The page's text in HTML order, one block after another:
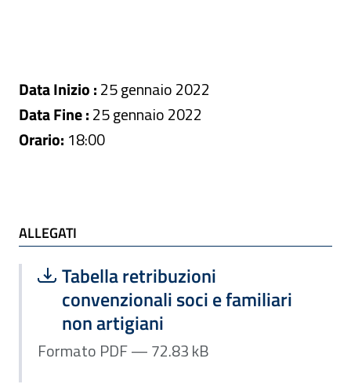
Data Inizio :25 gennaio 2022
Data Fine :25 gennaio 2022
Orario: 18:00
ALLEGATI
ALLEGATI
Scarica file:
Tabella retribuzioni
convenzionali soci e familiari
non artigiani
Formato PDF — Dimensione 72.83 kB
Formato PDF — 72.83 kB